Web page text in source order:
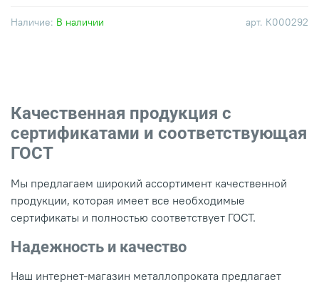
арт. К000292
Наличие: В наличии
Качественная продукция с
сертификатами и соответствующая
ГОСТ
Мы предлагаем широкий ассортимент качественной
продукции, которая имеет все необходимые
сертификаты и полностью соответствует ГОСТ.
Надежность и качество
Наш интернет-магазин металлопроката предлагает